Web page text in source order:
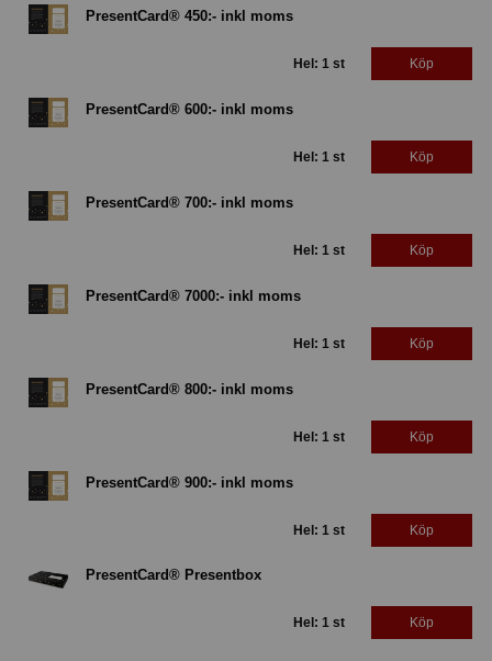
PresentCard® 450:- inkl moms
Hel: 1 st Köp
PresentCard® 600:- inkl moms
Hel: 1 st Köp
PresentCard® 700:- inkl moms
Hel: 1 st Köp
PresentCard® 7000:- inkl moms
Hel: 1 st Köp
PresentCard® 800:- inkl moms
Hel: 1 st Köp
PresentCard® 900:- inkl moms
Hel: 1 st Köp
PresentCard® Presentbox
Hel: 1 st Köp